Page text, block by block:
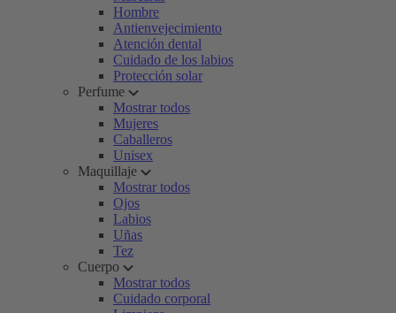
Hombre
Antienvejecimiento
Atención dental
Cuidado de los labios
Protección solar
Perfume
Mostrar todos
Mujeres
Caballeros
Unisex
Maquillaje
Mostrar todos
Ojos
Labios
Uñas
Tez
Cuerpo
Mostrar todos
Cuidado corporal